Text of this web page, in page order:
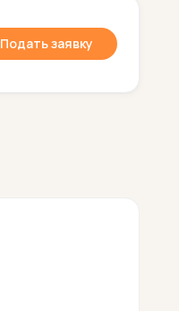
Подать заявку